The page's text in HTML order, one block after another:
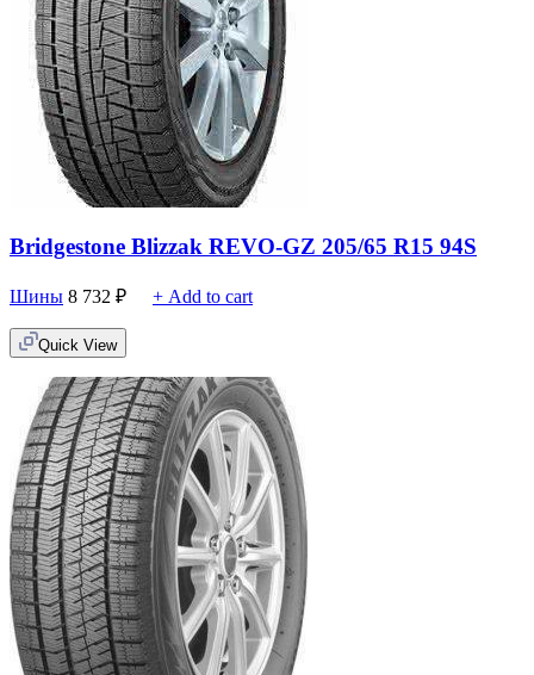
Bridgestone Blizzak REVO-GZ 205/65 R15 94S
Шины 8 732 ₽ + Add to cart
Quick View